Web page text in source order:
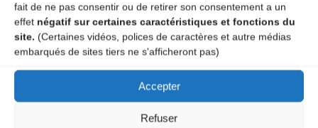
fait de ne pas consentir ou de retirer son consentement a un
effet négatif sur certaines caractéristiques et fonctions du
site. (Certaines vidéos, polices de caractères et autre médias
embarqués de sites tiers ne s'afficheront pas)
Accepter
Refuser